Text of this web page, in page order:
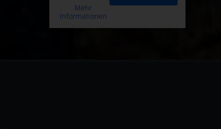
Mehr
Informationen